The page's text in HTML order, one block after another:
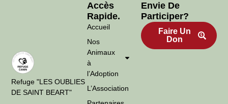
Refuge "LES OUBLIES
DE SAINT BEART"
Accès
Rapide.
Accueil
Nos
Animaux
à
l’Adoption
L’Association
Envie De
Participer?
Faire Un
Don